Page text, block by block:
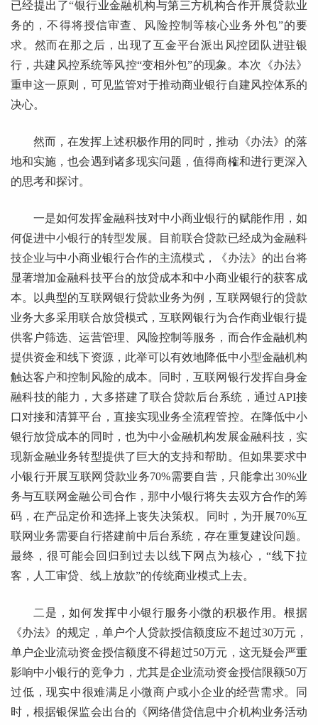
已经提出了“银行业金融机构与第三方机构合作开展贷款业
务的，不得将授信审查、风险控制等核心业务外包”的要
求。然而在那之后，出现了互金平台派出风控团队进驻银
行，共建风控系统等风控“变相外包”的现象。本次《办法》
重申这一原则，可见监管对于推动商业银行自建风控体系的
决心。
然而，在发挥上述积极作用的同时，推动《办法》的落
地和实施，也会遇到诸多现实问题，值得商榷和进行更深入
的思考和探讨。
一是如何发挥金融科技对中小商业银行的赋能作用，如
何促进中小银行的转型发展。目前联合贷款已经成为金融科
技企业与中小商业银行合作的主流模式，《办法》的出台将
显著增加金融科技平台的放贷成本和中小商业银行的获客成
本。以典型的互联网银行贷款业务为例，互联网银行的贷款
业务大多采用联合放贷模式，互联网银行为合作商业银行提
供客户筛选、运营管理、风险控制等服务，而合作金融机构
提供资金和线下资源，此举可以有效地降低中小型金融机构
触达客户和控制风险的成本。同时，互联网银行发挥自身金
融科技的能力，大多搭建了联合贷款后台系统，通过API接
口对接和清算平台，直接实现业务全流程管控。在降低中小
银行放贷成本的同时，也为中小金融机构发展金融科技，实
现新金融业务转型提供了巨大的支持和帮助。但如果要求中
小银行开展互联网贷款业务70%需要自营，只能拿出30%业
务与互联网金融公司合作，那中小银行将失去双方合作的筹
码，在产品定价和选择上丧失决策权。同时，为开展70%互
联网业务需要自行搭建前中后台系统，存在重复建设问题。
最终，很可能会回归到过去以线下网点为核心，“线下拉
客，人工审贷、线上放款”的传统商业模式上去。
二是，如何发挥中小银行服务小微的积极作用。根据
《办法》的规定，单户个人贷款授信额度应不超过30万元，
单户企业流动资金授信额度不得超过50万元，这无疑会严重
影响中小银行的竞争力，尤其是企业流动资金授信限额50万
过低，现实中很难满足小微商户或小企业的经营需求。同
时，根据银保监会出台的《网络借贷信息中介机构业务活动